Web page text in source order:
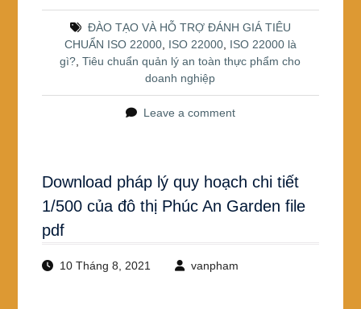
o
k
ĐÀO TẠO VÀ HỖ TRỢ ĐÁNH GIÁ TIÊU
CHUẨN ISO 22000, ISO 22000, ISO 22000 là
gì? ,Tiêu chuẩn quản lý an toàn thực phẩm cho
doanh nghiệp
Leave a comment
Download pháp lý quy hoạch chi tiết
1/500 của đô thị Phúc An Garden file
pdf
10 Tháng 8, 2021 vanpham